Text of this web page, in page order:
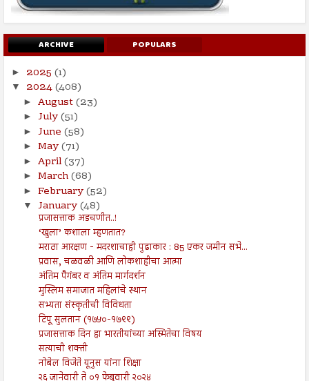
ARCHIVE POPULARS
► 2025 (1)
▼ 2024(408)
► August(23)
► July(51)
► June (58)
► May(71)
► April(37)
► March(68)
► February(52)
▼ January(48)
प्रजासत्ताक अडचणीत..!
‘खुला’ कशाला म्हणतात?
मराठा आरक्षण - मदरशाचाही पुढाकार : 85 एकर जमीन सभे...
प्रवास, चळवळी आणि लोकशाहीचा आत्मा
अंतिम पैगंबर व अंतिम मार्गदर्शन
मुस्लिम समाजात महिलांचे स्थान
सभ्यता संस्कृतीची विविधता
टिपू सुलतान (१७५०-१७९९)
प्रजासत्ताक दिन हा भारतीयांच्या अस्मितेचा विषय
सत्याची शक्ती
नोबेल विजेते यूनुस यांना शिक्षा